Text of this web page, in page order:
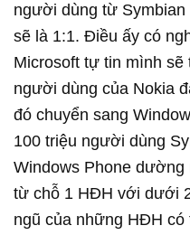
người dùng từ Symbian
sẽ là 1:1. Điều ấy có
Microsoft tự tin mình
người dùng của Nokia
đó chuyển sang
100 triệu người dùng
Windows Phone
từ chỗ 1 HĐH với dưới
ngũ của những HĐH có